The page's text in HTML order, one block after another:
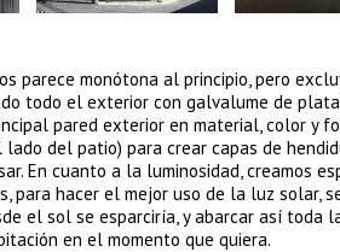
parece monótona al principio, pero
todo el exterior con galvalume de
pared exterior en material, color y
del patio) para crear capas de
En cuanto a la luminosidad, creamos
para hacer el mejor uso de la luz solar,
el sol se esparciría, y abarcar así toda
en el momento que quiera.